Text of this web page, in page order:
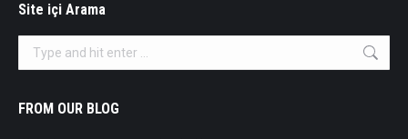
Site içi Arama
Search:
FROM OUR BLOG